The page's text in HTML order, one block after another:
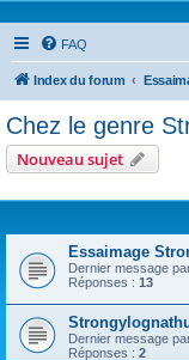
FAQ
Index du forum
Chez le genre
Nouveau sujet
Essaimage
Dernier message
Réponses : 13
Dernier message
Réponses : 2